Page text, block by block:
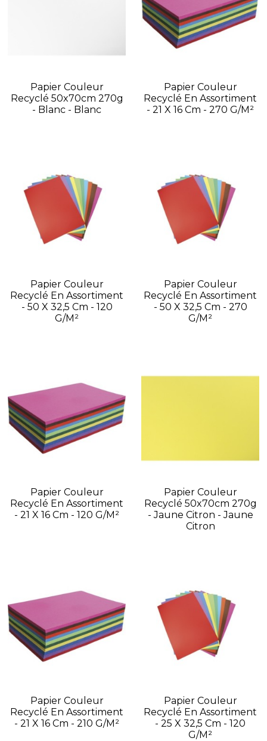
Papier Couleur
Recyclé 50x70cm 270g
- Blanc - Blanc
Papier Couleur
Recyclé En Assortiment
- 21 X 16 Cm - 270 G/m²
Papier Couleur
Recyclé En Assortiment
- 50 X 32,5 Cm - 120
G/m²
Papier Couleur
Recyclé En Assortiment
- 50 X 32,5 Cm - 270
G/m²
Papier Couleur
Recyclé En Assortiment
- 21 X 16 Cm - 120 G/m²
Papier Couleur
Recyclé 50x70cm 270g
- Jaune Citron - Jaune
Citron
Papier Couleur
Recyclé En Assortiment
- 21 X 16 Cm - 210 G/m²
Papier Couleur
Recyclé En Assortiment
- 25 X 32,5 Cm - 120
G/m²